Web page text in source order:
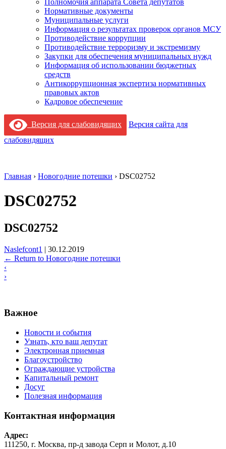
Нормативные документы
Муниципальные услуги
Информация о результатах проверок органов МСУ
Противодействие коррупции
Противодействие терроризму и экстремизму
Закупки для обеспечения муниципальных нужд
Информация об использовании бюджетных
средств
Антикоррупционная экспертиза нормативных
правовых актов
Кадровое обеспечение
Версия для слабовидящих
Версия сайта для
слабовидящих
Главная › Новогодние потешки › DSC02752
DSC02752
DSC02752
Naslefcont1 | 30.12.2019
← Return to Новогодние потешки
‹
›
Важное
Новости и события
Узнать, кто ваш депутат
Электронная приемная
Благоустройство
Ограждающие устройства
Капитальный ремонт
Досуг
Полезная информация
Контактная информация
Адрес:
111250, г. Москва, пр-д завода Серп и Молот, д.10